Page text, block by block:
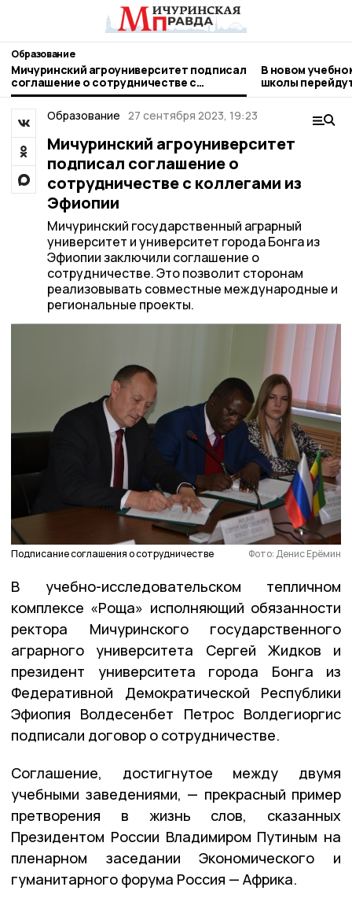
Образование
Мичуринский агроуниверситет подписал
соглашение о сотрудничестве с
коллегами из Эфиопии
В новом
школы
Образование 27 сентября 2023, 19:23
Мичуринский агроуниверситет
подписал соглашение о
сотрудничестве с коллегами из
Эфиопии
Мичуринский государственный аграрный
университет и университет города Бонга из
Эфиопии заключили соглашение о
сотрудничестве. Это позволит сторонам
реализовывать совместные международные и
региональные проекты.
Подписание соглашения о сотрудничестве Фото: Денис Ерёмин
В учебно-исследовательском тепличном
комплексе «Роща» исполняющий обязанности
ректора Мичуринского государственного
аграрного университета Сергей Жидков и
президент университета города Бонга из
Федеративной Демократической Республики
Эфиопия Волдесенбет Петрос Волдегиоргис
подписали договор о сотрудничестве.
Соглашение, достигнутое между двумя
учебными заведениями, — прекрасный пример
претворения в жизнь слов, сказанных
Президентом России Владимиром Путиным на
пленарном заседании Экономического и
гуманитарного форума Россия — Африка.